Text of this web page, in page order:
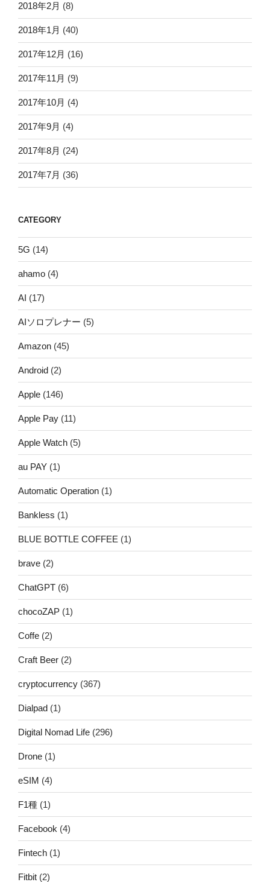
2018年2月 (8)
2018年1月 (40)
2017年12月 (16)
2017年11月 (9)
2017年10月 (4)
2017年9月 (4)
2017年8月 (24)
2017年7月 (36)
CATEGORY
5G (14)
ahamo (4)
AI (17)
AIソロプレナー (5)
Amazon (45)
Android (2)
Apple (146)
Apple Pay (11)
Apple Watch (5)
au PAY (1)
Automatic Operation (1)
Bankless (1)
BLUE BOTTLE COFFEE (1)
brave (2)
ChatGPT (6)
chocoZAP (1)
Coffe (2)
Craft Beer (2)
cryptocurrency (367)
Dialpad (1)
Digital Nomad Life (296)
Drone (1)
eSIM (4)
F1種 (1)
Facebook (4)
Fintech (1)
Fitbit (2)